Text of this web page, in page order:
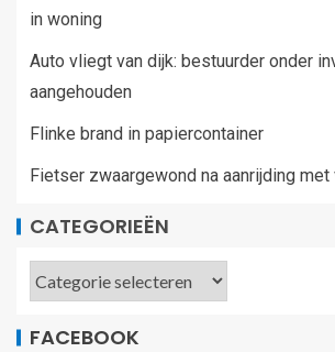
in woning
Auto vliegt van dijk: bestuurder onder
aangehouden
Flinke brand in papiercontainer
Fietser zwaargewond na aanrijding
CATEGORIEËN
FACEBOOK